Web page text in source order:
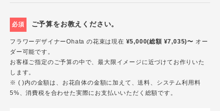
必須 ご予算をお教えください。
フラワーデザイナーOhata の花束は現在 ¥5,000(総額 ¥7,035)〜 オー
ダー可能です。
お客様ご指定のご予算の中で、最大限イメージに近づけてお作りいた
します。
※ ( )内の金額は、お花自体の金額に加えて、送料、システム利用料
5%、消費税を合わせた実際にお支払いいただく総額です。